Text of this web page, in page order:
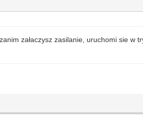
załaczysz zasilanie, uruchomi sie w